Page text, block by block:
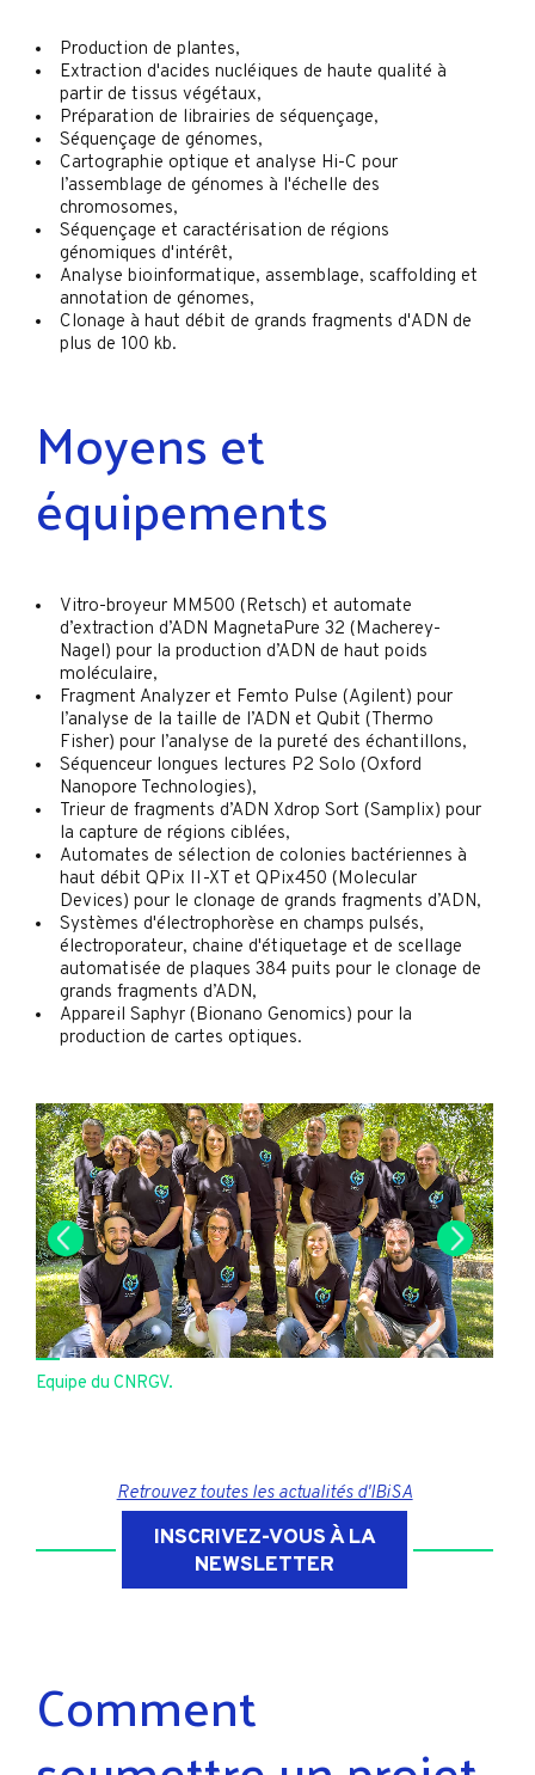
Production de plantes,
Extraction d'acides nucléiques de haute qualité à
partir de tissus végétaux,
Préparation de librairies de séquençage,
Séquençage de génomes,
Cartographie optique et analyse Hi-C pour
l’assemblage de génomes à l'échelle des
chromosomes,
Séquençage et caractérisation de régions
génomiques d'intérêt,
Analyse bioinformatique, assemblage, scaffolding et
annotation de génomes,
Clonage à haut débit de grands fragments d'ADN de
plus de 100 kb.
Moyens et
équipements
Vitro-broyeur MM500 (Retsch) et automate
d’extraction d’ADN MagnetaPure 32 (Macherey-
Nagel) pour la production d’ADN de haut poids
moléculaire,
Fragment Analyzer et Femto Pulse (Agilent) pour
l’analyse de la taille de l’ADN et Qubit (Thermo
Fisher) pour l’analyse de la pureté des échantillons,
Séquenceur longues lectures P2 Solo (Oxford
Nanopore Technologies),
Trieur de fragments d’ADN Xdrop Sort (Samplix) pour
la capture de régions ciblées,
Automates de sélection de colonies bactériennes à
haut débit QPix II-XT et QPix450 (Molecular
Devices) pour le clonage de grands fragments d’ADN,
Systèmes d'électrophorèse en champs pulsés,
électroporateur, chaine d'étiquetage et de scellage
automatisée de plaques 384 puits pour le clonage de
grands fragments d’ADN,
Appareil Saphyr (Bionano Genomics) pour la
production de cartes optiques.
1/11
Equipe du CNRGV.
Retrouvez toutes les actualités d'IBiSA
INSCRIVEZ-VOUS À LA
NEWSLETTER
Comment